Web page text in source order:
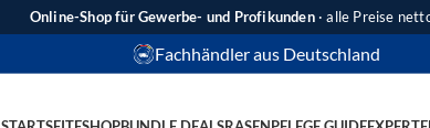
Online-Shop für Gewerbe- und Profikunden· alle Preise
Fachhändler aus Deutschland